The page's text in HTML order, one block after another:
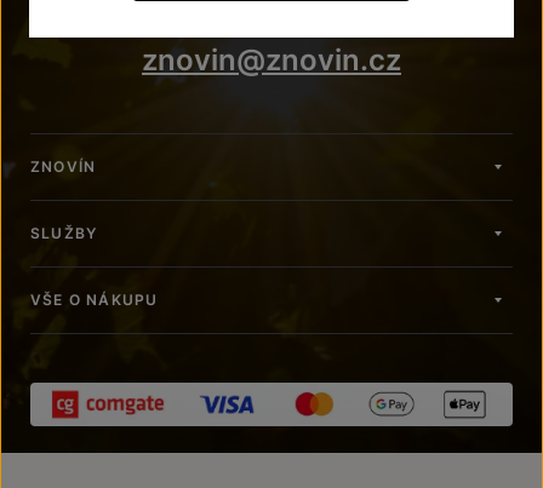
znovin@znovin.cz
ZNOVÍN
SLUŽBY
VŠE O NÁKUPU